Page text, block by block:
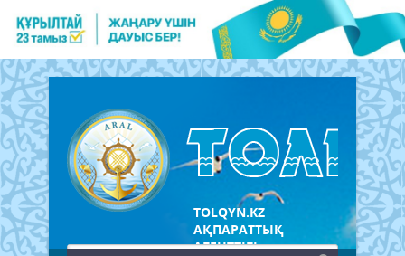
TOLQYN.KZ
АҚПАРАТТЫҚ
АГЕНТТІГІ